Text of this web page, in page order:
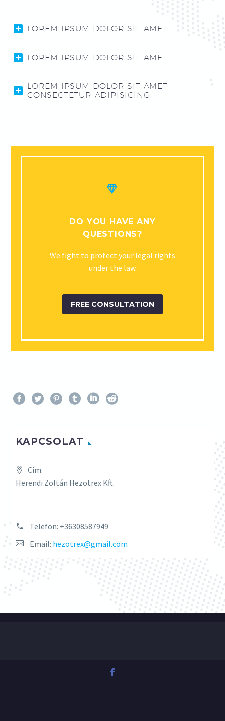
LOREM IPSUM DOLOR SIT AMET
LOREM IPSUM DOLOR SIT AMET
LOREM IPSUM DOLOR SIT AMET
CONSECTETUR ADIPISICING


DO YOU HAVE ANY
QUESTIONS?
We fight to protect your legal rights
under the law.
FREE CONSULTATION
KAPCSOLAT
Cím:
Herendi Zoltán Hezotrex Kft.
Telefon: +36308587949
Email: hezotrex@gmail.com